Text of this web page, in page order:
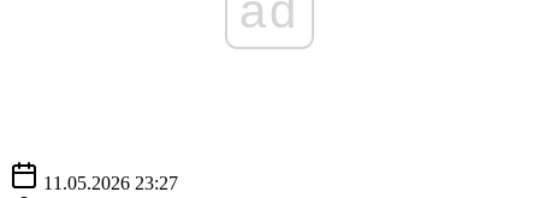
ad
11.05.2026 23:27